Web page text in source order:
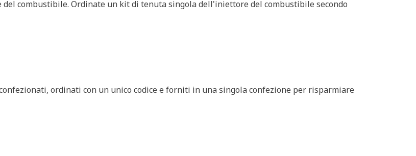
combustibile. Ordinate un kit di tenuta singola dell'iniettore del combustibile secondo
ordinati con un unico codice e forniti in una singola confezione per risparmiare